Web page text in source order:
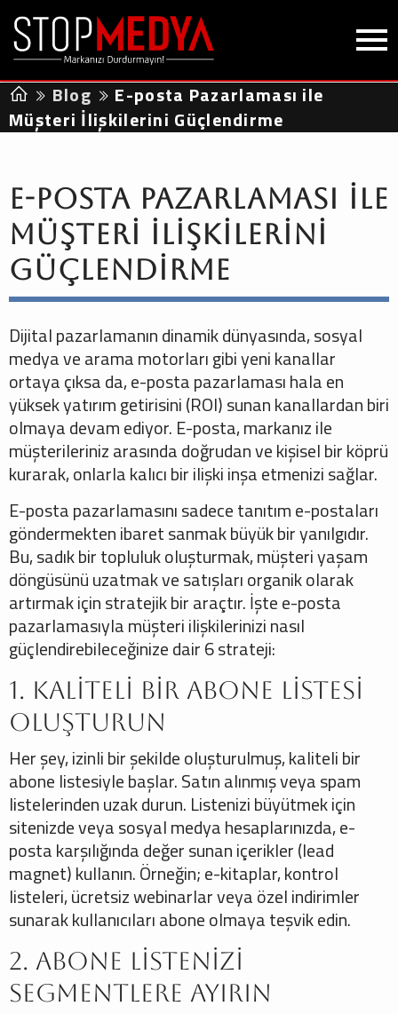
Blog
E-posta Pazarlaması ile
Müşteri İlişkilerini Güçlendirme
E-posta Pazarlaması ile
Müşteri İlişkilerini
Güçlendirme
Dijital pazarlamanın dinamik dünyasında, sosyal
medya ve arama motorları gibi yeni kanallar
ortaya çıksa da, e-posta pazarlaması hala en
yüksek yatırım getirisini (ROI) sunan kanallardan biri
olmaya devam ediyor. E-posta, markanız ile
müşterileriniz arasında doğrudan ve kişisel bir köprü
kurarak, onlarla kalıcı bir ilişki inşa etmenizi sağlar.
E-posta pazarlamasını sadece tanıtım e-postaları
göndermekten ibaret sanmak büyük bir yanılgıdır.
Bu, sadık bir topluluk oluşturmak, müşteri yaşam
döngüsünü uzatmak ve satışları organik olarak
artırmak için stratejik bir araçtır. İşte e-posta
pazarlamasıyla müşteri ilişkilerinizi nasıl
güçlendirebileceğinize dair 6 strateji:
1. Kaliteli Bir Abone Listesi
Oluşturun
Her şey, izinli bir şekilde oluşturulmuş, kaliteli bir
abone listesiyle başlar. Satın alınmış veya spam
listelerinden uzak durun. Listenizi büyütmek için
sitenizde veya sosyal medya hesaplarınızda, e-
posta karşılığında değer sunan içerikler (lead
magnet) kullanın. Örneğin; e-kitaplar, kontrol
listeleri, ücretsiz webinarlar veya özel indirimler
sunarak kullanıcıları abone olmaya teşvik edin.
2. Abone Listenizi
Segmentlere Ayırın